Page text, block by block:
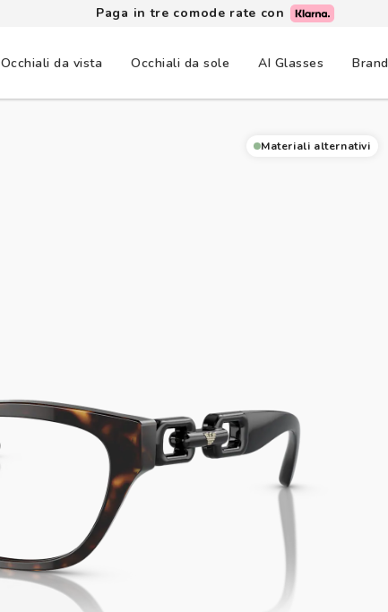
Paga in tre comode rate con
Occhiali da vista Occhiali da sole AI Glasses Brand
Materiali alternativi